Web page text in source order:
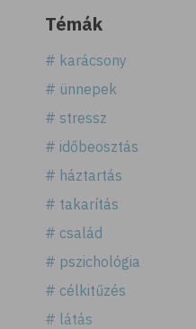
Témák
# karácsony
# ünnepek
# stressz
# időbeosztás
# háztartás
# takarítás
# család
# pszichológia
# célkitűzés
# látás